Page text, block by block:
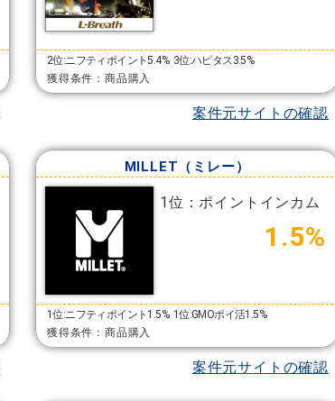
2位:ニフティポイント5.4% 3位:ハピタス3.5%
獲得条件：商品購入
案件元サイトの確認
MILLET（ミレー）
1位：ポイントインカム
1.5%
1位:ニフティポイント1.5% 1位:GMOポイ活1.5%
獲得条件：商品購入
案件元サイトの確認